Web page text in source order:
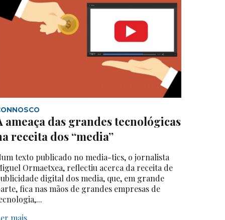
ameaça das grandes tecnológicas
receita dos “media”
texto publicado no media-tics, o jornalista
Ormaetxea, reflectiu acerca da receita de
digital dos media, que, em grande
fica nas mãos de grandes empresas de
mais